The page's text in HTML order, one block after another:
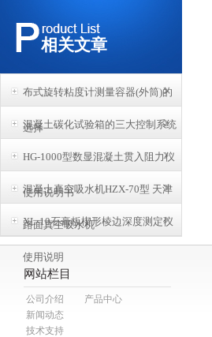
相关文章
布式旋转粘度计测量容器(外筒)的
选择
混凝土碳化试验箱的三大控制系统
HG-1000型数显混凝土贯入阻力仪
使用说明书
混凝土真空吸水机HZX-70型 天津
路面真空吸水机
XL-10石膏板楔形棱边深度测定仪
使用说明
网站栏目
公司介绍
产品中心
新闻动态
技术支持